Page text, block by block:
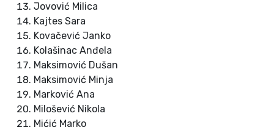
Jovović Milica
Kajtes Sara
Kovačević Janko
Kolašinac Anđela
Maksimović Dušan
Maksimović Minja
Marković Ana
Milošević Nikola
Mićić Marko